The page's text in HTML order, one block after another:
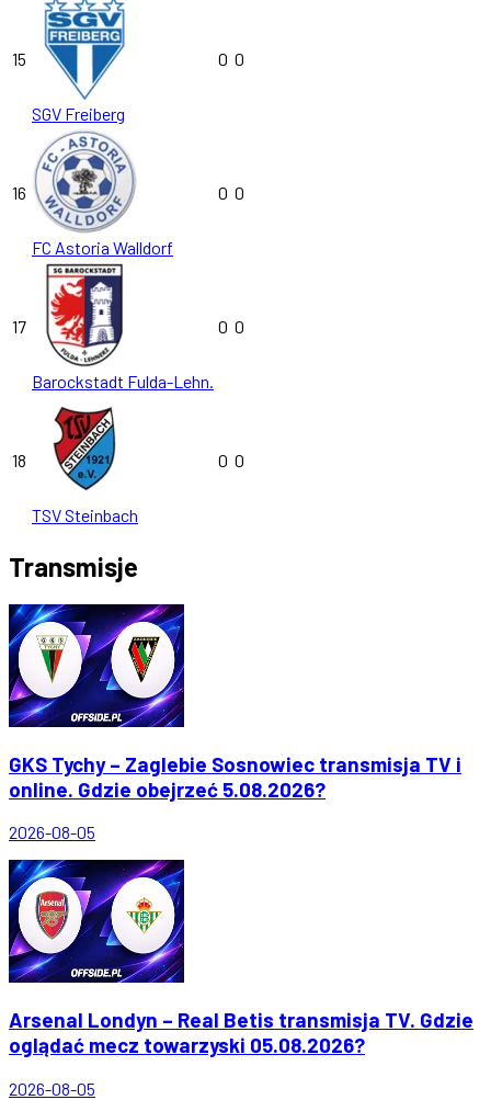
15
SGV Freiberg
0 0
16
FC Astoria Walldorf
0 0
17
Barockstadt Fulda-Lehn.
0 0
18
TSV Steinbach
0 0
Transmisje
GKS Tychy – Zaglebie Sosnowiec transmisja TV i
online. Gdzie obejrzeć 5.08.2026?
2026-08-05
Arsenal Londyn – Real Betis transmisja TV. Gdzie
oglądać mecz towarzyski 05.08.2026?
2026-08-05